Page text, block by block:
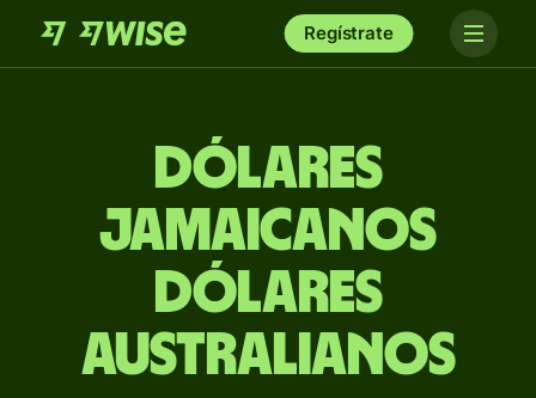
Regístrate
Dólares
jamaicanos
dólares
australianos